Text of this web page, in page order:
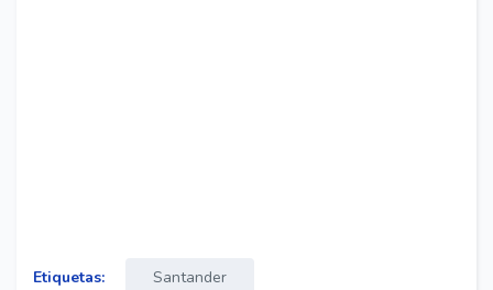
Etiquetas: Santander